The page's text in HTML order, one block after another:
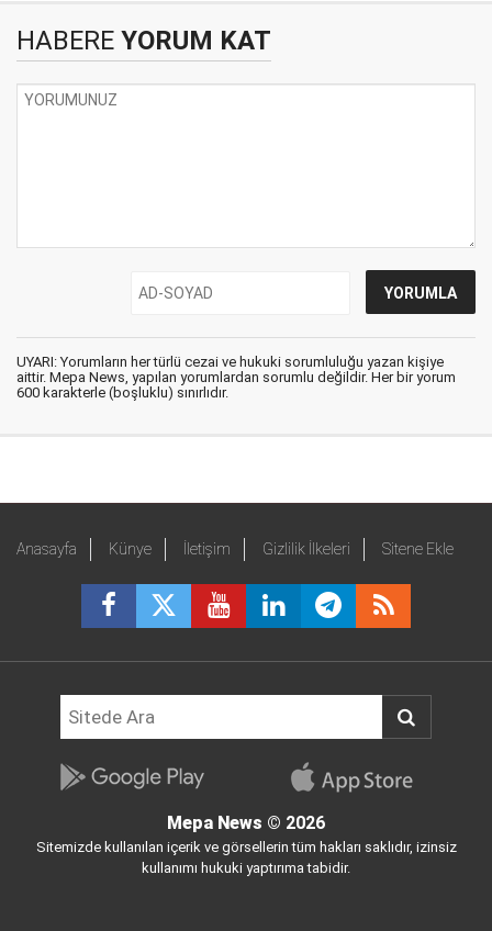
HABERE YORUM KAT
UYARI: Yorumların her türlü cezai ve hukuki sorumluluğu yazan kişiye
aittir. Mepa News, yapılan yorumlardan sorumlu değildir. Her bir yorum
600 karakterle (boşluklu) sınırlıdır.
Anasayfa Künye İletişim Gizlilik İlkeleri Sitene Ekle
Mepa News © 2026
Sitemizde kullanılan içerik ve görsellerin tüm hakları saklıdır, izinsiz
kullanımı hukuki yaptırıma tabidir.